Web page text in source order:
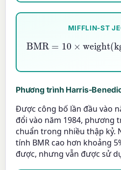
MIFFLIN-ST
BMR= 10×weight(kg)
−5×age−
Phương trình Harris-
Được công bố lần đầu vào
đổi vào năm 1984, phương
chuẩn trong nhiều thập kỷ.
tính BMR cao hơn khoảng
được, nhưng vẫn được sử